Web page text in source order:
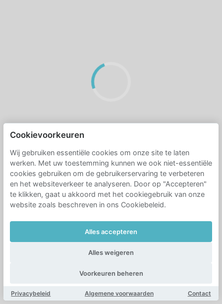
Cookievoorkeuren
Wij gebruiken essentiële cookies om onze site te laten
werken. Met uw toestemming kunnen we ook niet-essentiële
cookies gebruiken om de gebruikerservaring te verbeteren
en het websiteverkeer te analyseren. Door op "Accepteren"
te klikken, gaat u akkoord met het cookiegebruik van onze
website zoals beschreven in ons Cookiebeleid.
Alles accepteren
Alles weigeren
Voorkeuren beheren
Privacybeleid Algemene voorwaarden Contact